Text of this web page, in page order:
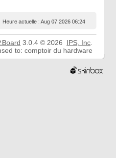
Heure actuelle : Aug 07 2026 06:24
3.0.4 © 2026 IPS, Inc.
to: comptoir du hardware